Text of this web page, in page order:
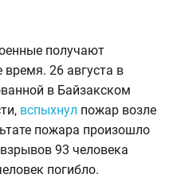
получают
26 августа в
в Байзакском
вспыхнул пожар возле
пожара произошло
93 человека
погибло.